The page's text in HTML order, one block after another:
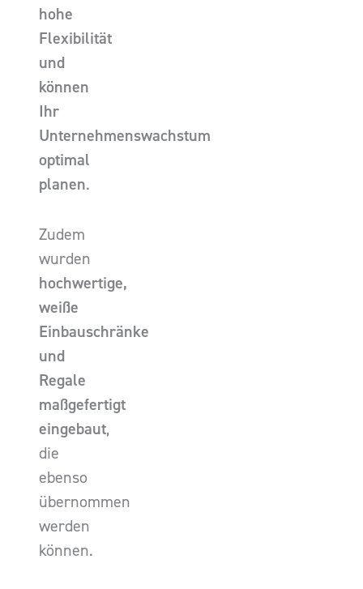
hohe
Flexibilität
und
können
Ihr
Unternehmenswachstum
optimal
planen.
Zudem
wurden
hochwertige,
weiße
Einbauschränke
und
Regale
maßgefertigt
eingebaut,
die
ebenso
übernommen
werden
können.